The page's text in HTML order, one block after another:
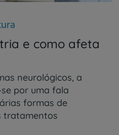
e como afeta
neurológicos, a
por uma fala
formas de
tratamentos